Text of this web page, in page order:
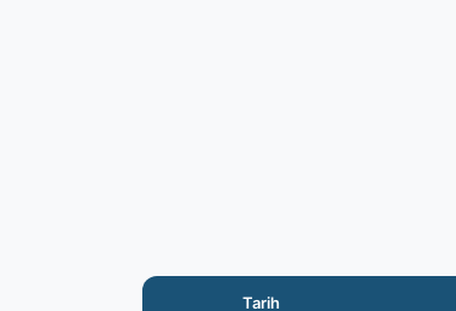
Tarih